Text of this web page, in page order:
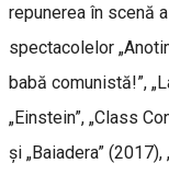
repunerea în scenă
spectacolelor
babă comunistă!”,
„Einstein”, „Class
și „Baiadera” (2017),